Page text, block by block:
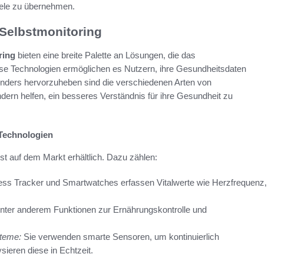
zu übernehmen.
bieten eine breite Palette an Lösungen, die das
Technologien ermöglichen es Nutzern, ihre Gesundheitsdaten
hervorzuheben sind die verschiedenen Arten von
helfen, ein besseres Verständnis für ihre Gesundheit zu
auf dem Markt erhältlich. Dazu zählen:
Tracker und Smartwatches erfassen Vitalwerte wie Herzfrequenz,
anderem Funktionen zur Ernährungskontrolle und
Sie verwenden smarte Sensoren, um kontinuierlich
diese in Echtzeit.